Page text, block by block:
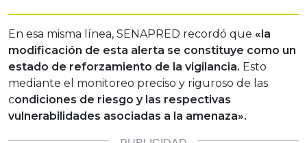
En esa misma línea, SENAPRED recordó que «la
modificación de esta alerta se constituye como un
estado de reforzamiento de la vigilancia. Esto
mediante el monitoreo preciso y riguroso de las
condiciones de riesgo y las respectivas
vulnerabilidades asociadas a la amenaza».